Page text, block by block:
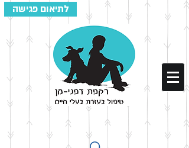
לתיאום פגישה